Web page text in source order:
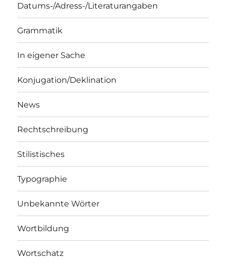
Datums-/Adress-/Literaturangaben
Grammatik
In eigener Sache
Konjugation/Deklination
News
Rechtschreibung
Stilistisches
Typographie
Unbekannte Wörter
Wortbildung
Wortschatz